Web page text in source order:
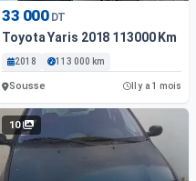
33 000 DT
Toyota Yaris 2018 113000 Km
2018 113 000 km
Sousse Il y a 1 mois
10